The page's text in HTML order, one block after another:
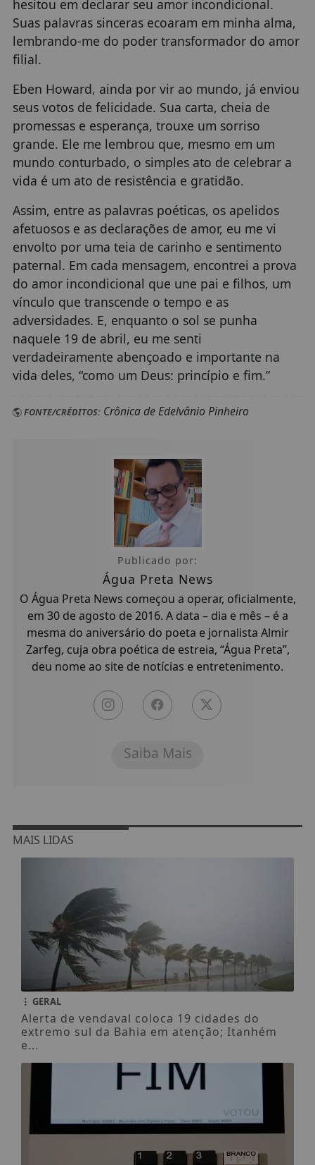
hesitou em declarar seu amor incondicional.
Suas palavras sinceras ecoaram em minha alma,
lembrando-me do poder transformador do amor
filial.
Eben Howard, ainda por vir ao mundo, já enviou
seus votos de felicidade. Sua carta, cheia de
promessas e esperança, trouxe um sorriso
grande. Ele me lembrou que, mesmo em um
mundo conturbado, o simples ato de celebrar a
vida é um ato de resistência e gratidão.
Assim, entre as palavras poéticas, os apelidos
afetuosos e as declarações de amor, eu me vi
envolto por uma teia de carinho e sentimento
paternal. Em cada mensagem, encontrei a prova
do amor incondicional que une pai e filhos, um
vínculo que transcende o tempo e as
adversidades. E, enquanto o sol se punha
naquele 19 de abril, eu me senti
verdadeiramente abençoado e importante na
vida deles, “como um Deus: princípio e fim.”
FONTE/CRÉDITOS:Crônica de Edelvânio Pinheiro
Publicado por:
Água Preta News
O Água Preta News começou a operar, oficialmente,
em 30 de agosto de 2016. A data – dia e mês – é a
mesma do aniversário do poeta e jornalista Almir
Zarfeg, cuja obra poética de estreia, “Água Preta”,
deu nome ao site de notícias e entretenimento.
Saiba Mais
MAIS LIDAS
GERAL
Alerta de vendaval coloca 19 cidades do
extremo sul da Bahia em atenção; Itanhém
e...